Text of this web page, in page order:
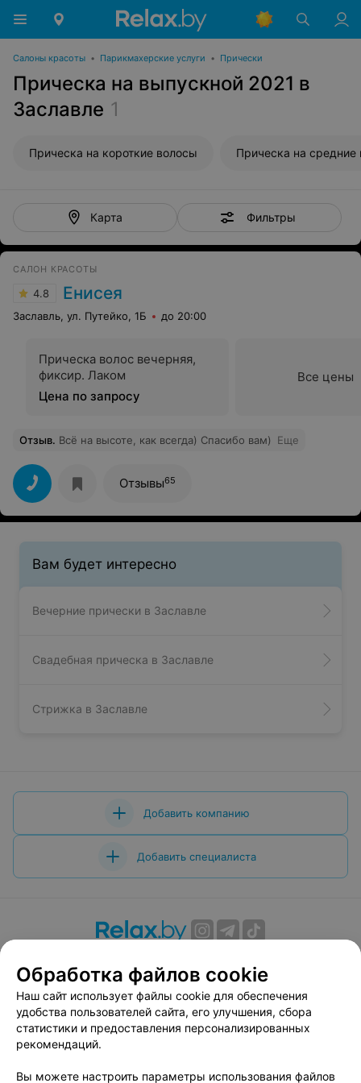
Салоны красоты • Парикмахерские услуги • Прически
Прическа на выпускной 2021 в
Заславле 1
Прическа на короткие волосы Прическа на средние
Карта Фильтры
САЛОН КРАСОТЫ
4.8 Енисея
Заславль, ул. Путейко, 1Б до 20:00
Прическа волос вечерняя,
фиксир. Лаком
Цена по запросу
Все цены
Отзыв. Всё на высоте, как всегда) Спасибо вам) Еще
Отзывы65
Вам будет интересно
Вечерние прически в Заславле
Свадебная прическа в Заславле
Стрижка в Заславле
Добавить компанию
Добавить специалиста
Вакансии
Публичный договор
Способы оплаты
Публичный договор по использованию сервиса
«Афиша»
Пользовательское соглашение
Обработка файлов cookie
Наш сайт использует файлы cookie для обеспечения
удобства пользователей сайта, его улучшения, сбора
статистики и предоставления персонализированных
рекомендаций.
Вы можете настроить параметры использования файлов